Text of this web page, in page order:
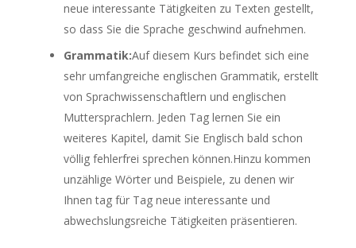
neue interessante Tätigkeiten zu Texten gestellt,
so dass Sie die Sprache geschwind aufnehmen.
Grammatik:Auf diesem Kurs befindet sich eine
sehr umfangreiche englischen Grammatik, erstellt
von Sprachwissenschaftlern und englischen
Muttersprachlern. Jeden Tag lernen Sie ein
weiteres Kapitel, damit Sie Englisch bald schon
völlig fehlerfrei sprechen können.Hinzu kommen
unzählige Wörter und Beispiele, zu denen wir
Ihnen tag für Tag neue interessante und
abwechslungsreiche Tätigkeiten präsentieren.